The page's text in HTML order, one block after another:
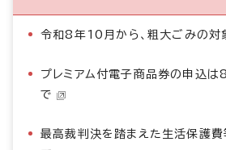
令和8年10月から、粗大ごみの対
プレミアム付電子商品券の申込は
で
最高裁判決を踏まえた生活保護